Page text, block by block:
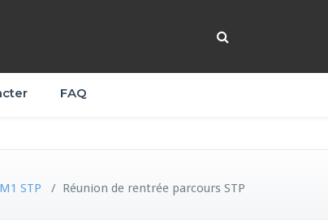
FAQ
M1 STP / Réunion de rentrée parcours STP